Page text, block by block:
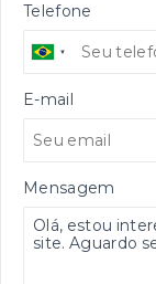
Telefone
E-mail
Mensagem